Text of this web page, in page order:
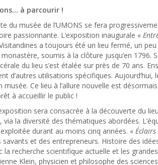
à parcourir !
du musée de l’UMONS se fera
passionnante. L’exposition inaugurale «
a toujours été un lieu fermé, un
soumis à la clôture jusqu’en 1796.
du lieu s’est étalée sur près de 70 ans.
d’autres utilisations spécifiques.
Ce lieu à l’allure nouvelle est
à accueillir le public !
sera consacrée à la découverte du
via la diversité des thématiques abordées.
durant au moins cinq années. « Éclairs
savants et des entrepreneurs. Histoire des
la recherche scientifique actuelle et les
Klein, physicien et philosophe des